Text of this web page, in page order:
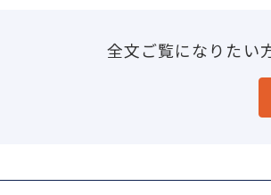
全文ご覧になりたい